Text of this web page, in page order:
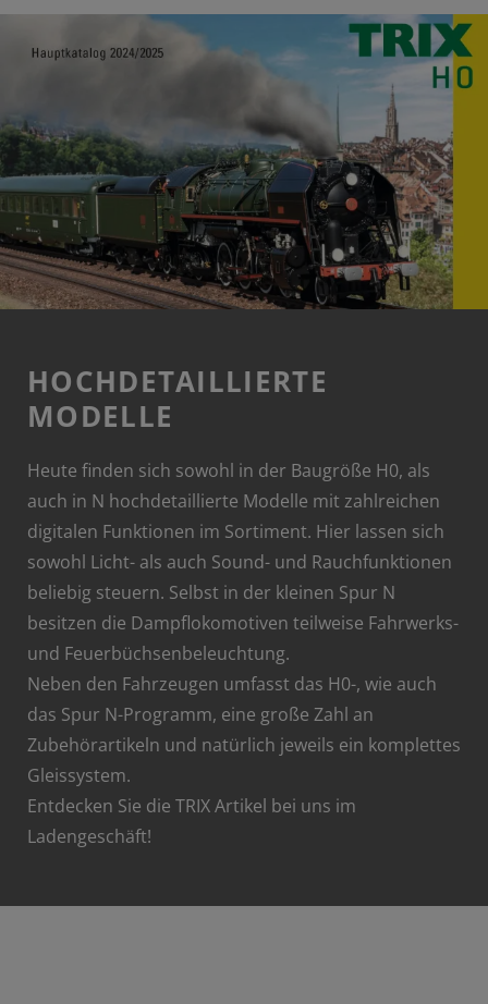
HOCHDETAILLIERTE
MODELLE
Heute finden sich sowohl in der Baugröße H0, als
auch in N hochdetaillierte Modelle mit zahlreichen
digitalen Funktionen im Sortiment. Hier lassen sich
sowohl Licht- als auch Sound- und Rauchfunktionen
beliebig steuern. Selbst in der kleinen Spur N
besitzen die Dampflokomotiven teilweise Fahrwerks-
und Feuerbüchsenbeleuchtung.
Neben den Fahrzeugen umfasst das H0-, wie auch
das Spur N-Programm, eine große Zahl an
Zubehörartikeln und natürlich jeweils ein komplettes
Gleissystem.
Entdecken Sie die TRIX Artikel bei uns im
Ladengeschäft!